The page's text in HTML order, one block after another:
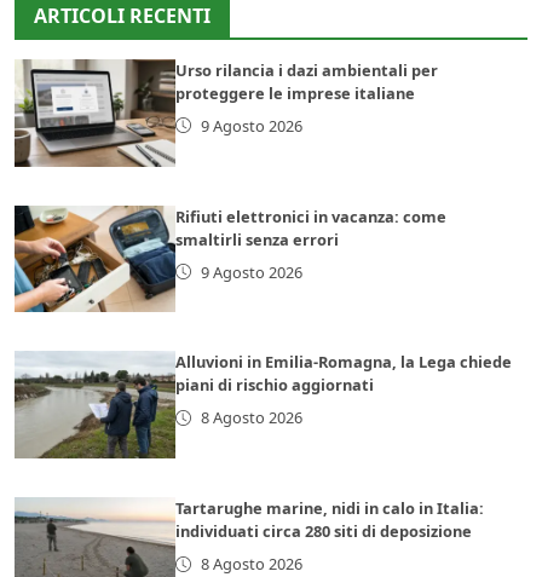
ARTICOLI RECENTI
Urso rilancia i dazi ambientali per
proteggere le imprese italiane
9 Agosto 2026
Rifiuti elettronici in vacanza: come
smaltirli senza errori
9 Agosto 2026
Alluvioni in Emilia-Romagna, la Lega chiede
piani di rischio aggiornati
8 Agosto 2026
Tartarughe marine, nidi in calo in Italia:
individuati circa 280 siti di deposizione
8 Agosto 2026